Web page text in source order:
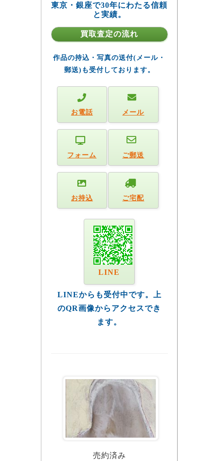
東京・銀座で30年にわたる信頼
と実績。
買取査定の流れ
作品の持込・写真の送付(メール・
郵送)も受付しております。
お電話 メール
フォーム ご郵送
お持込 ご宅配
LINE
LINEからも受付中です。上
のQR画像からアクセスでき
ます。
売約済み